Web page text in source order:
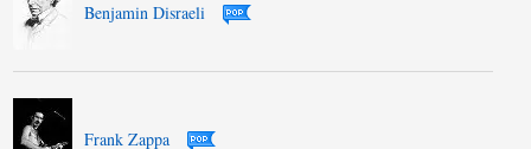
Benjamin Disraeli
Frank Zappa